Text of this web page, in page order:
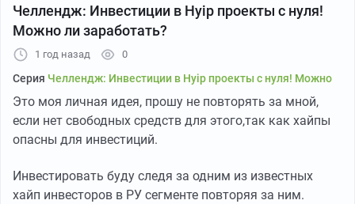
Челлендж: Инвестиции в Hyip проекты с нуля!
Можно ли заработать?
1 год назад 0
Серия Челлендж: Инвестиции в Hyip проекты с нуля! Можно
Это моя личная идея, прошу не повторять за мной,
если нет свободных средств для этого,так как хайпы
опасны для инвестиций.
Инвестировать буду следя за одним из известных
хайп инвесторов в РУ сегменте повторяя за ним.